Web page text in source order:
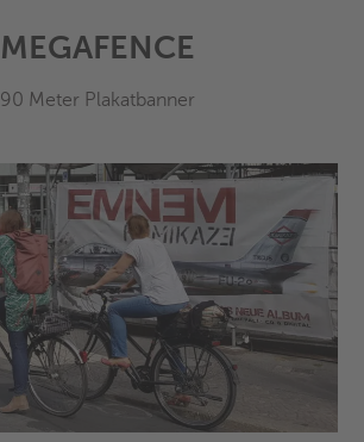
MEGAFENCE
90 Meter Plakatbanner